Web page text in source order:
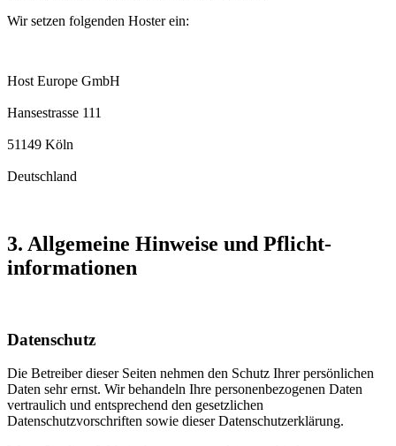
Wir setzen folgenden Hoster ein:
Host Europe GmbH
Hansestrasse 111
51149 Köln
Deutschland
3. Allgemeine Hinweise und Pflicht­
informationen
Datenschutz
Die Betreiber dieser Seiten nehmen den Schutz Ihrer persönlichen
Daten sehr ernst. Wir behandeln Ihre personenbezogenen Daten
vertraulich und entsprechend den gesetzlichen
Datenschutzvorschriften sowie dieser Datenschutzerklärung.